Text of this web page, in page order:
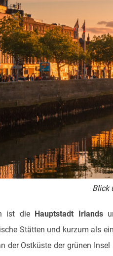
Blick
ist die Hauptstadt Irlands
Stätten und kurzum als
der Ostküste der grünen